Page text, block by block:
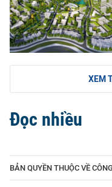
XEM
Đọc nhiều
BẢN QUYỀN THUỘC VỀ